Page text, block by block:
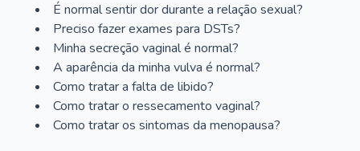
É normal sentir dor durante a relação sexual?
Preciso fazer exames para DSTs?
Minha secreção vaginal é normal?
A aparência da minha vulva é normal?
Como tratar a falta de libido?
Como tratar o ressecamento vaginal?
Como tratar os sintomas da menopausa?